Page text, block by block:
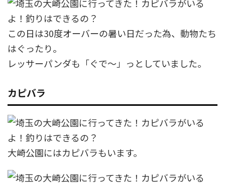
この日は30度オーバーの暑い日だった為、動物たち
はぐったり。
レッサーパンダも「ぐで〜」っとしていました。
カピバラ
大崎公園にはカピバラもいます。